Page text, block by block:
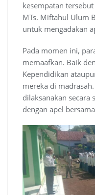
kesempatan
MTs. Miftahul Ulum
untuk mengadakan
Pada momen ini,
memaafkan. Baik
Kependidikan
mereka di
dilaksanakan secara
dengan apel